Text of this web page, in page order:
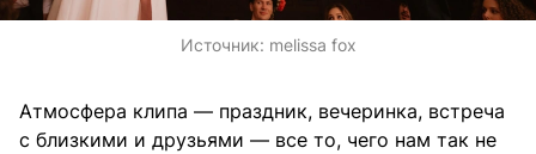
Источник: melissa fox
Атмосфера клипа — праздник, вечеринка, встреча
с близкими и друзьями — все то, чего нам так не